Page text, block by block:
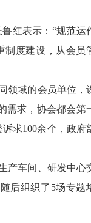
红表示：“规范运
制度建设，从会员
领域的会员单位，
需求，协会都会第
求100余个，政府
产车间、研发中心
后组织了5场专题